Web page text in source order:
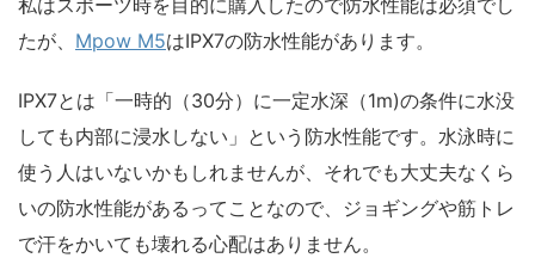
私はスポーツ時を目的に購入したので防水性能は必須でし
たが、 Mpow M5はIPX7の防水性能があります。
IPX7とは「一時的（30分）に一定水深（1m)の条件に水没
しても内部に浸水しない」という防水性能です。水泳時に
使う人はいないかもしれませんが、それでも大丈夫なくら
いの防水性能があるってことなので、ジョギングや筋トレ
で汗をかいても壊れる心配はありません。